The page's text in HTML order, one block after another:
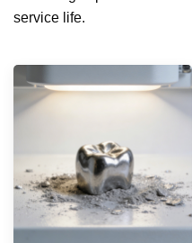
service life.